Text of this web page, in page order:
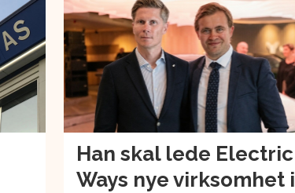
Han skal lede Electric
Ways nye virksomhet i